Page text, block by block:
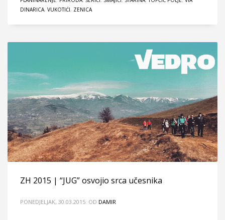
DINARICA, VUKOTIĆI, ZENICA
ZH 2015 | “JUG” osvojio srca učesnika
PONEDJELJAK, 30.03.2015. OD DAMIR